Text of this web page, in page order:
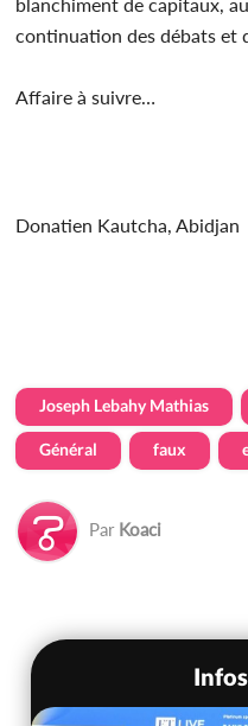
continuation des débats et
Affaire à suivre…
Donatien Kautcha, Abidjan
Joseph Lebahy Mathias
Général faux
Par Koaci